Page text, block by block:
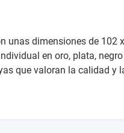
unas dimensiones de 102
en oro, plata,
que valoran la calidad y